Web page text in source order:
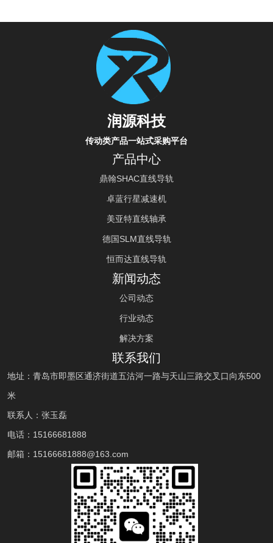
润源科技
传动类产品一站式采购平台
产品中心
鼎翰SHAC直线导轨
卓蓝行星减速机
美亚特直线轴承
德国SLM直线导轨
恒而达直线导轨
新闻动态
公司动态
行业动态
解决方案
联系我们
地址：青岛市即墨区通济街道五沽河一路与天山三路交叉口向东500
米
联系人：张玉磊
电话： 15166681888
邮箱： 15166681888@163.com